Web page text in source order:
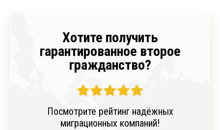
Хотите получить
гарантированное второе
гражданство?
Посмотрите рейтинг надёжных
миграционных компаний!